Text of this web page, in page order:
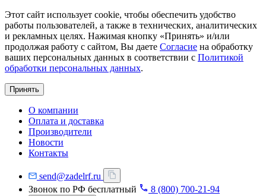
Этот сайт использует cookie, чтобы обеспечить удобство
работы пользователей, а также в технических, аналитических
и рекламных целях. Нажимая кнопку «Принять» и/или
продолжая работу с сайтом, Вы даете Согласие на обработку
ваших персональных данных в соответствии с Политикой
обработки персональных данных.
Принять
О компании
Оплата и доставка
Производители
Новости
Контакты
send@zadelrf.ru
Звонок по РФ бесплатный
8 (800) 700-21-94